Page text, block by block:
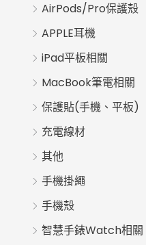
AirPods/Pro保護殼
APPLE耳機
iPad平板相關
MacBook筆電相關
保護貼(手機、平板)
充電線材
其他
手機掛繩
手機殼
智慧手錶Watch相關